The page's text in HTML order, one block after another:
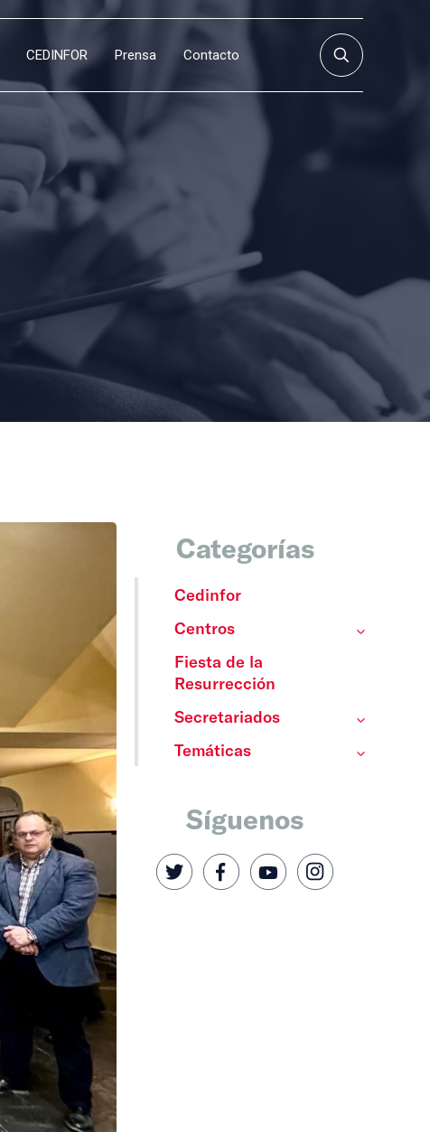
CEDINFOR Prensa Contacto
Categorías
Cedinfor
Centros
Fiesta de la
Resurrección
Secretariados
Temáticas
Síguenos